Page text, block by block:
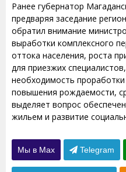
Ранее губернатор
предваряя заседание
обратил внимание
выработки комплексного
оттока населения, роста
для приезжих
необходимость
повышения рождаемости,
выделяет вопрос
жильем и развитие
Мы в Max Telegram